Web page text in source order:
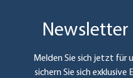
Newsletter
Melden Sie sich jetzt für
sichern Sie sich exklusive